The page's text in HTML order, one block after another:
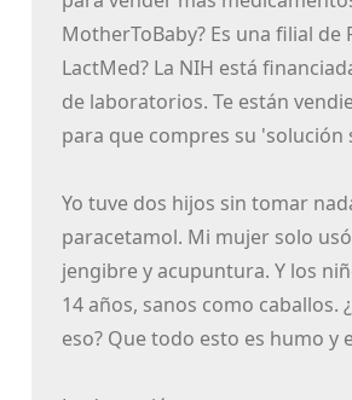
MotherToBaby? Es una filial de
LactMed? La NIH está
de laboratorios. Te están
para que compres su 'solución
Yo tuve dos hijos sin tomar
paracetamol. Mi mujer solo
jengibre y acupuntura. Y los
14 años, sanos como caballos.
eso? Que todo esto es humo y